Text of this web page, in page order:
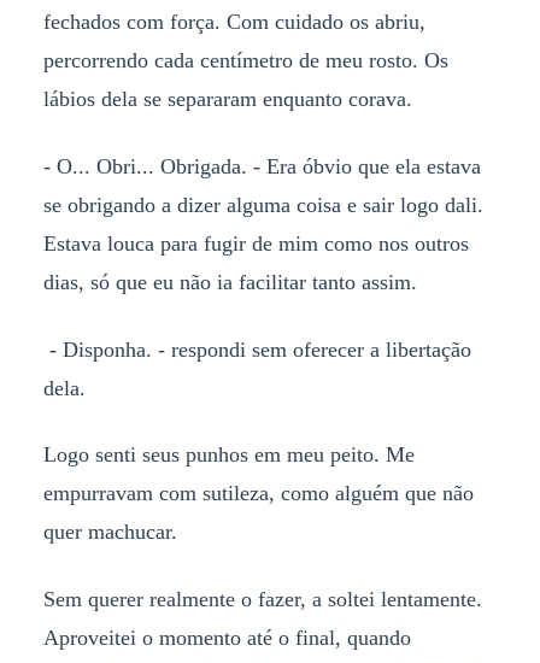
fechados com força. Com cuidado os abriu,
percorrendo cada centímetro de meu rosto. Os
lábios dela se separaram enquanto corava.
- O... Obri... Obrigada. - Era óbvio que ela estava
se obrigando a dizer alguma coisa e sair logo dali.
Estava louca para fugir de mim como nos outros
dias, só que eu não ia facilitar tanto assim.
- Disponha. - respondi sem oferecer a libertação
dela.
Logo senti seus punhos em meu peito. Me
empurravam com sutileza, como alguém que não
quer machucar.
Sem querer realmente o fazer, a soltei lentamente.
Aproveitei o momento até o final, quando